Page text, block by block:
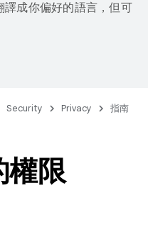
成你偏好的語言，但可
Security Privacy 指南
限